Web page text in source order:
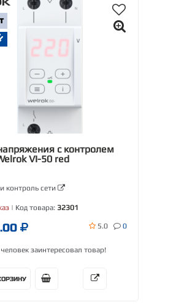
с контролем
VI-50 red
контроль сети
| Код товара: 32301
5.0 0
заинтересовал товар!